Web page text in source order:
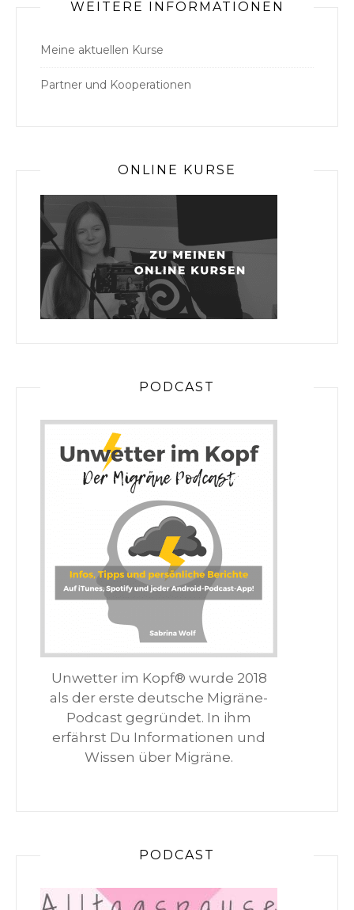
WEITERE INFORMATIONEN
Meine aktuellen Kurse
Partner und Kooperationen
ONLINE KURSE
PODCAST
Unwetter im Kopf® wurde 2018
als der erste deutsche Migräne-
Podcast gegründet. In ihm
erfährst Du Informationen und
Wissen über Migräne.
PODCAST